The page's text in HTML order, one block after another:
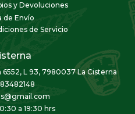
y Devoluciones
de Envío
de Servicio
L 93, 7980037 La Cisterna
a 19:30 hrs